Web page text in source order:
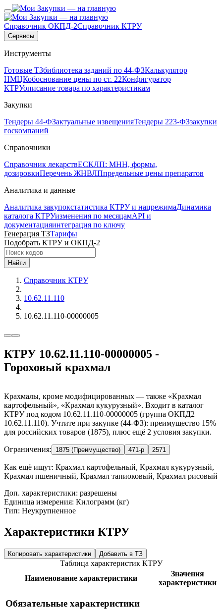
Справочник ОКПД-2Справочник КТРУ
Сервисы
Инструменты
Готовые ТЗбиблиотека заданий по 44-ФЗКалькулятор
НМЦКобоснование цены по ст. 22Конфигуратор
КТРУописание товара по характеристикам
Закупки
Тендеры 44-ФЗактуальные извещенияТендеры 223-ФЗзакупки
госкомпаний
Справочники
Справочник лекарствЕСКЛП: МНН, формы,
дозировкиПеречень ЖНВЛПпредельные цены препаратов
Аналитика и данные
Аналитика закупокстатистика КТРУ и нацрежимаДинамика
каталога КТРУизменения по месяцамAPI и
документацияинтеграция по ключу
Генерация ТЗТарифы
Подобрать КТРУ и ОКПД-2
Найти
Справочник КТРУ
10.62.11.110
10.62.11.110-00000005
КТРУ 10.62.11.110-00000005 -
Гороховый крахмал
Крахмалы, кроме модифицированных — также «Крахмал
картофельный», «Крахмал кукурузный». Входит в каталог
КТРУ под кодом 10.62.11.110-00000005 (группа ОКПД2
10.62.11.110). Учтите при закупке (44-ФЗ): преимущество 15%
для российских товаров (1875), плюс ещё 2 условия закупки.
Ограничения: 1875 (Преимущество) 471-р 2571
Как ещё ищут: Крахмал картофельный, Крахмал кукурузный,
Крахмал пшеничный, Крахмал тапиоковый, Крахмал рисовый
Доп. характеристики: разрешены
Единица измерения: Килограмм (кг)
Тип: Неукрупненное
Характеристики КТРУ
Копировать характеристики Добавить в ТЗ
Таблица характеристик КТРУ
Наименование характеристики
Значения
характеристики
Обязательные характеристики